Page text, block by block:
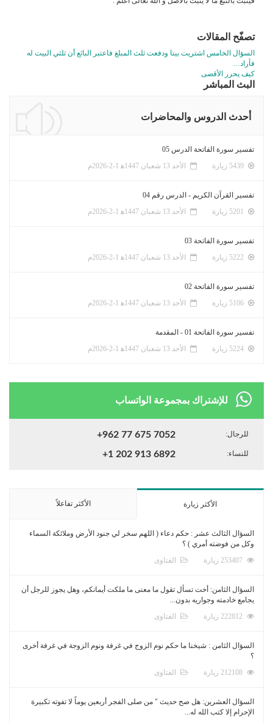
تصفّح المقالات
السؤال الخامس اشتريت بيتا ودفعت ثلث المبلغ فاعتبر البائع أن ثلثي البيت له
فأراد…
كيف يحرر الأقصى
البث المباشر
أحدث الدروس والمحاضرات
تفسير سورة الفاتحة الدرس 05
الأحد 13 شعبان 1447ﻫ 1-2-2026م
تفسير القرآن الكريم - الدرس رقم 04
الأحد 13 شعبان 1447ﻫ 1-2-2026م
تفسير سورة الفاتحة 03
الأحد 13 شعبان 1447ﻫ 1-2-2026م
تفسير سورة الفاتحة 02
الأحد 13 شعبان 1447ﻫ 1-2-2026م
تفسير سورة الفاتحة 01 - المقدمة
الأحد 13 شعبان 1447ﻫ 1-2-2026م
للإشتراك بمجموعة الواتساب
للرجال: +962 77 675 7052
للنساء: +1 202 913 6892
الأكثر زيارة الأكثر تفاعلاً
السؤال الثالث عشر : حكم دعاء ( اللهم سخر لي جنود الأرض وملائكة السماء
وكل من فوضته أمري ) ؟
الفتاوى
السؤال الثامن: أخت تسأل تقول ما معنى ما ملكت أيمانكم، وهل يجوز للرجل أن
يجامع خادمته وجواريه بدون...
الفتاوى
السؤال الثامن : شيخنا ما حكم نوم الزوج في غرفة ونوم الزوجة في غرفة أخرى
؟
الفتاوى
السؤال العشرين: هل صح حديث " من صلى الفجر أربعين يوماً لا تفوته تكبيرة
الإحرام إلا كتب الله له...